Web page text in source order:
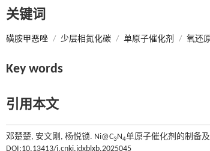
关键词
磺胺甲恶唑 / 少层相氮化碳 / 单原子催化剂 / 氧还
Key words
引用本文
邓楚楚, 安文刚, 杨悦锁. Ni@C3N4单原子催化剂的制备
DOI:10.13413/j.cnki.jdxblxb.2025045